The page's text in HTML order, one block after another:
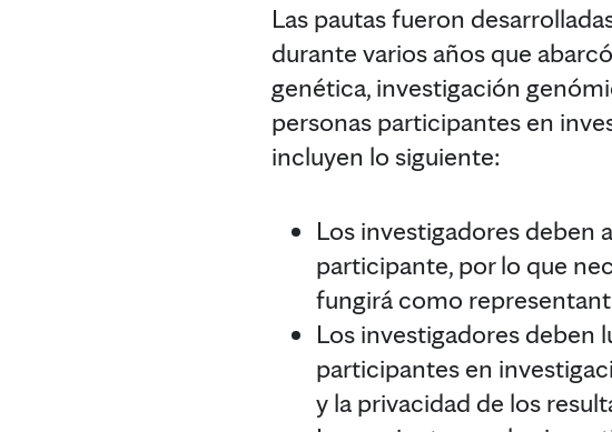
Las pautas fueron
durante varios años que
genética, investigación
personas participantes en
incluyen lo siguiente:
Los investigadores deben
participante, por lo que
fungirá como
Los investigadores deben
participantes en
y la privacidad de los